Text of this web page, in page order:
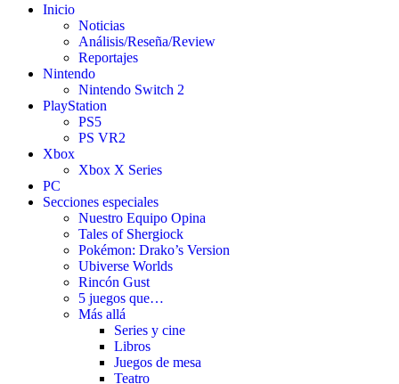
Inicio
Noticias
Análisis/Reseña/Review
Reportajes
Nintendo
Nintendo Switch 2
PlayStation
PS5
PS VR2
Xbox
Xbox X Series
PC
Secciones especiales
Nuestro Equipo Opina
Tales of Shergiock
Pokémon: Drako’s Version
Ubiverse Worlds
Rincón Gust
5 juegos que…
Más allá
Series y cine
Libros
Juegos de mesa
Teatro